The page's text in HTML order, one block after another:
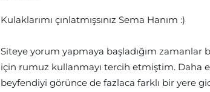
Kulaklarımı çınlatmışsınız Sema Hanım :)
Siteye yorum yapmaya başladığım zamanlar
için rumuz kullanmayı tercih etmiştim. Daha
beyfendiyi görünce de fazlaca farklı bir yere